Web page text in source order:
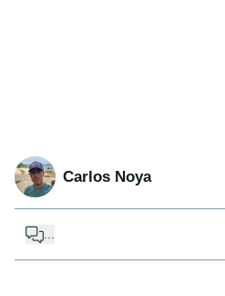
Carlos Noya
...